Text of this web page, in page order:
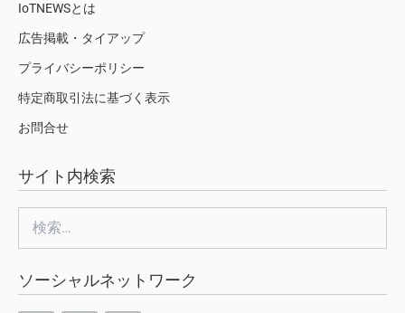
IoTNEWSとは
広告掲載・タイアップ
プライバシーポリシー
特定商取引法に基づく表示
お問合せ
サイト内検索
索:
ソーシャルネットワーク